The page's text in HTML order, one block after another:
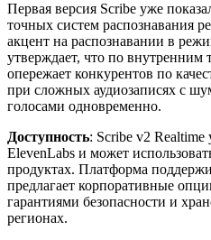
Первая версия Scribe уже
точных систем распознавания
акцент на распознавании в
утверждает, что по внутренним
опережает конкурентов по
при сложных аудиозаписях с
голосами одновременно.
Доступность: Scribe v2 Realtime
ElevenLabs и может
продуктах. Платформа
предлагает корпоративные
гарантиями безопасности и
регионах.